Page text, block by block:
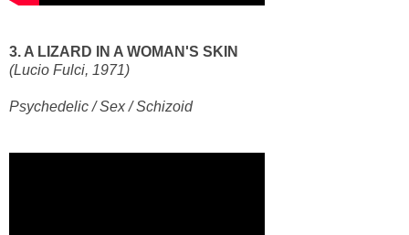
3. A LIZARD IN A WOMAN'S SKIN
(Lucio Fulci, 1971)
Psychedelic / Sex / Schizoid